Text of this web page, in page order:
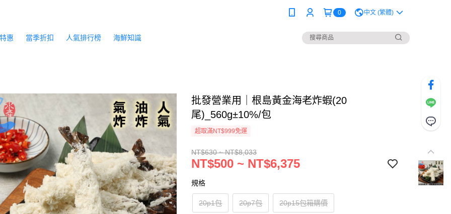
0 中文 (繁體)
惠 當季折扣 人氣排行榜 海鮮知識
批發營業用｜根島黃金海老炸蝦(20
尾)_560g±10%/包
超取滿NT$999免運
NT$630 ~ NT$8,033
NT$500 ~ NT$6,375
規格
20p1包 20p7包 20p15包箱購價